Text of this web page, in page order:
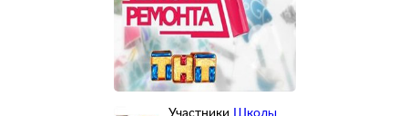
Участники
Школы